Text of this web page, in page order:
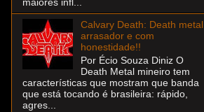
maiores infl...
Calvary Death: Death metal
arrasador e com
honestidade!!
Por Écio Souza Diniz O
Death Metal mineiro tem
características que mostram que banda
que está tocando é brasileira: rápido,
agres...